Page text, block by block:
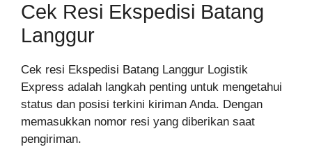
Cek Resi Ekspedisi Batang
Langgur
Cek resi Ekspedisi Batang Langgur Logistik
Express adalah langkah penting untuk mengetahui
status dan posisi terkini kiriman Anda. Dengan
memasukkan nomor resi yang diberikan saat
pengiriman.